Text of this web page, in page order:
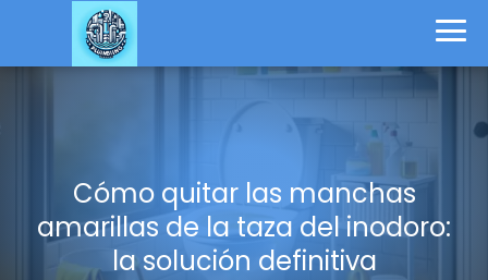
Cómo quitar las manchas
amarillas de la taza del inodoro:
la solución definitiva